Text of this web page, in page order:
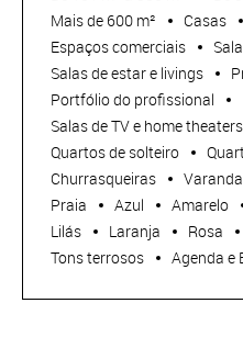
Mais de 600 m²
Casas
Espaços comerciais
Salas de estar e livings
Portfólio do profissional
Salas de TV e home theaters
Quartos de solteiro
Churrasqueiras
Praia
Azul Amarelo
Lilás
Laranja Rosa
Tons terrosos
Agenda e